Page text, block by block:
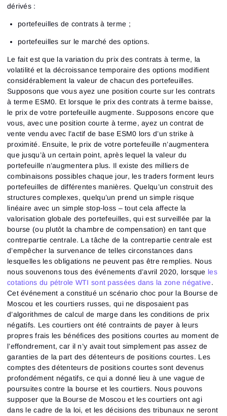
dérivés :
portefeuilles de contrats à terme ;
portefeuilles sur le marché des options.
Le fait est que la variation du prix des contrats à terme, la
volatilité et la décroissance temporaire des options modifient
considérablement la valeur de chacun des portefeuilles.
Supposons que vous ayez une position courte sur les contrats
à terme ESM0. Et lorsque le prix des contrats à terme baisse,
le prix de votre portefeuille augmente. Supposons encore que
vous, avec une position courte à terme, ayez un contrat de
vente vendu avec l’actif de base ESM0 lors d’un strike à
proximité. Ensuite, le prix de votre portefeuille n’augmentera
que jusqu’à un certain point, après lequel la valeur du
portefeuille n’augmentera plus. Il existe des milliers de
combinaisons possibles chaque jour, les traders forment leurs
portefeuilles de différentes manières. Quelqu’un construit des
structures complexes, quelqu’un prend un simple risque
linéaire avec un simple stop-loss – tout cela affecte la
valorisation globale des portefeuilles, qui est surveillée par la
bourse (ou plutôt la chambre de compensation) en tant que
contrepartie centrale. La tâche de la contrepartie centrale est
d’empêcher la survenance de telles circonstances dans
lesquelles les obligations ne peuvent pas être remplies. Nous
nous souvenons tous des événements d’avril 2020, lorsque les
cotations du pétrole WTI sont passées dans la zone négative.
Cet événement a constitué un scénario choc pour la Bourse de
Moscou et les courtiers russes, qui ne disposaient pas
d’algorithmes de calcul de marge dans les conditions de prix
négatifs. Les courtiers ont été contraints de payer à leurs
propres frais les bénéfices des positions courtes au moment de
l’effondrement, car il n’y avait tout simplement pas assez de
garanties de la part des détenteurs de positions courtes. Les
comptes des détenteurs de positions courtes sont devenus
profondément négatifs, ce qui a donné lieu à une vague de
poursuites contre la bourse et les courtiers. Nous pouvons
supposer que la Bourse de Moscou et les courtiers ont agi
dans le cadre de la loi, et les décisions des tribunaux ne seront